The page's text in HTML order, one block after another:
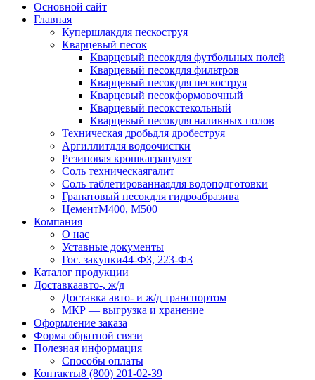
Основной сайт
Главная
Купершлакдля пескоструя
Кварцевый песок
Кварцевый песокдля футбольных полей
Кварцевый песокдля фильтров
Кварцевый песокдля пескоструя
Кварцевый песокформовочный
Кварцевый песокстекольный
Кварцевый песокдля наливных полов
Техническая дробьдля дробеструя
Аргиллитдля водоочистки
Резиновая крошкагранулят
Соль техническаягалит
Соль таблетированнаядля водоподготовки
Гранатовый песокдля гидроабразива
ЦементМ400, М500
Компания
О нас
Уставные документы
Гос. закупки44-ФЗ, 223-ФЗ
Каталог продукции
Доставкаавто-, ж/д
Доставка авто- и ж/д транспортом
МКР — выгрузка и хранение
Оформление заказа
Форма обратной связи
Полезная информация
Способы оплаты
Контакты8 (800) 201-02-39